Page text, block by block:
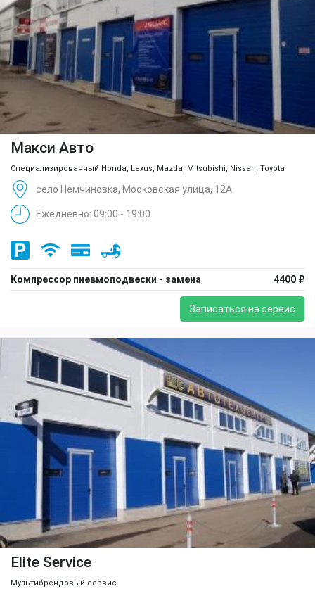
Макси Авто
Специализированный Honda, Lexus, Mazda, Mitsubishi, Nissan, Toyota
село Немчиновка, Московская улица, 12А
Ежедневно: 09:00 - 19:00
Компрессор пневмоподвески - замена 4400 ₽
Записаться на сервис
Elite Service
Мультибрендовый сервис